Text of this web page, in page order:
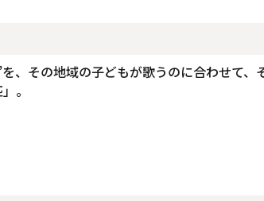
、その地域の子どもが歌うのに合わせて
。